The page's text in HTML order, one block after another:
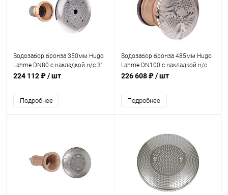
Водозабор бронза 350мм Hugo
Lahme DN80 с накладкой н/с 3"
50м3/ч (морская вода)
224 112 ₽/ шт
Подробнее
Водозабор бронза 485мм Hugo
Lahme DN100 с накладкой н/с
под вклейку (морская вода)
226 608 ₽/ шт
Подробнее